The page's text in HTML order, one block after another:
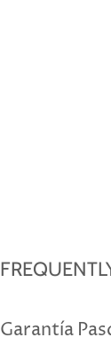
Garantía